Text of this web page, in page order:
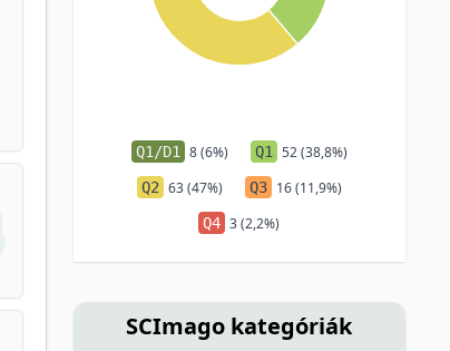
Q1/D1 8 (6%) Q1 52 (38,8%)
Q2 63 (47%) Q3 16 (11,9%)
Q4 3 (2,2%)
SCImago kategóriák